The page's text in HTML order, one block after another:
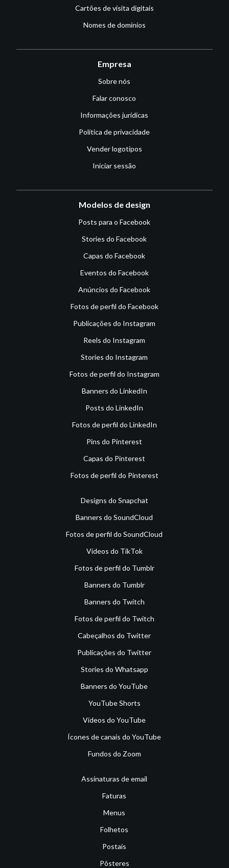
Cartões de visita digitais
Nomes de domínios
Empresa
Sobre nós
Falar conosco
Informações jurídicas
Política de privacidade
Vender logotipos
Iniciar sessão
Modelos de design
Posts para o Facebook
Stories do Facebook
Capas do Facebook
Eventos do Facebook
Anúncios do Facebook
Fotos de perfil do Facebook
Publicações do Instagram
Reels do Instagram
Stories do Instagram
Fotos de perfil do Instagram
Banners do LinkedIn
Posts do LinkedIn
Fotos de perfil do LinkedIn
Pins do Pinterest
Capas do Pinterest
Fotos de perfil do Pinterest
Designs do Snapchat
Banners do SoundCloud
Fotos de perfil do SoundCloud
Vídeos do TikTok
Fotos de perfil do Tumblr
Banners do Tumblr
Banners do Twitch
Fotos de perfil do Twitch
Cabeçalhos do Twitter
Publicações do Twitter
Stories do Whatsapp
Banners do YouTube
YouTube Shorts
Vídeos do YouTube
Ícones de canais do YouTube
Fundos do Zoom
Assinaturas de email
Faturas
Menus
Folhetos
Postais
Pôsteres